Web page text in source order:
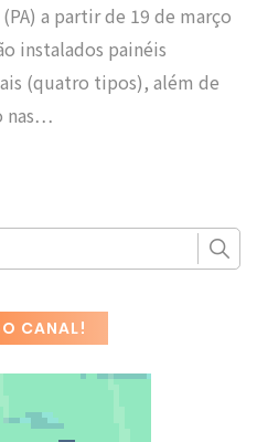
a partir de 19 de março
instalados painéis
(quatro tipos), além de
nas…
CANAL!